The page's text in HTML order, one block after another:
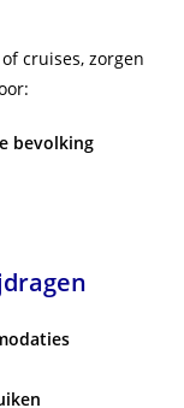
cruises, zorgen
bevolking